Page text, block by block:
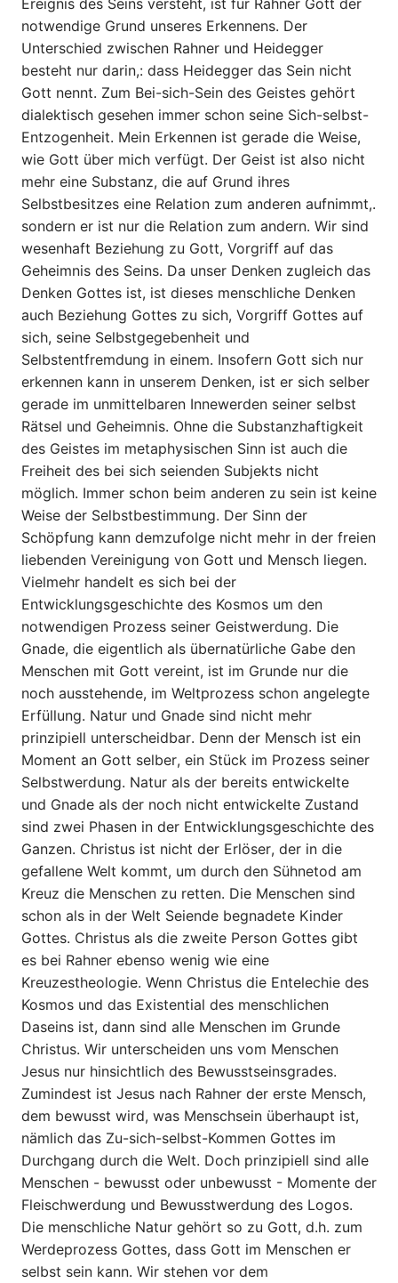
notwendige Grund unseres Erkennens. Der
Unterschied zwischen Rahner und Heidegger
besteht nur darin,: dass Heidegger das Sein nicht
Gott nennt. Zum Bei-sich-Sein des Geistes gehört
dialektisch gesehen immer schon seine Sich-selbst-
Entzogenheit. Mein Erkennen ist gerade die Weise,
wie Gott über mich verfügt. Der Geist ist also nicht
mehr eine Sub­stanz, die auf Grund ihres
Selbstbesitzes eine Relation zum anderen aufnimmt,.
sondern er ist nur die Relation zum andern. Wir sind
wesenhaft Beziehung zu Gott, Vorgriff auf das
Geheimnis des Seins. Da unser Denken zugleich das
Denken Gottes ist, ist dieses menschliche Denken
auch Beziehung Gottes zu sich, Vorgriff Gottes auf
sich, seine Selbstgegebenheit und
Selbstentfremdung in einem. Inso­fern Gott sich nur
erkennen kann in unserem Denken, ist er sich selber
gerade im unmittelbaren Innewerden seiner selbst
Rätsel und Geheimnis. Ohne die Substanzhaftigkeit
des Geistes im metaphysischen Sinn ist auch die
Freiheit des bei sich seienden Subjekts nicht
möglich. Immer schon beim anderen zu sein ist keine
Weise der Selbstbestimmung. Der Sinn der
Schöpfung kann demzufolge nicht mehr in der freien
liebenden Vereinigung von Gott und Mensch liegen.
Vielmehr handelt es sich bei der
Entwicklungsgeschichte des Kosmos um den
notwendigen Prozess seiner Geistwerdung. Die
Gnade, die eigentlich als übernatürliche Gabe den
Menschen mit Gott vereint, ist im Grunde nur die
noch ausstehende, im Weltprozess schon angelegte
Erfüllung. Natur und Gnade sind nicht mehr
prinzipiell unterscheidbar. Denn der Mensch ist ein
Moment an Gott selber, ein Stück im Prozess seiner
Selbstwerdung. Natur als der bereits entwickelte
und Gnade als der noch nicht entwickelte Zustand
sind zwei Phasen in der Entwicklungsgeschichte des
Ganzen. Christus ist nicht der Erlöser, der in die
gefallene Welt kommt, um durch den Sühnetod am
Kreuz die Menschen zu retten. Die Menschen sind
schon als in der Welt Seiende begnadete Kinder
Gottes. Christus als die zweite Person Gottes gibt
es bei Rahner ebenso wenig wie eine
Kreuzestheologie. Wenn Christus die Entelechie des
Kosmos und das Existential des menschlichen
Daseins ist, dann sind alle Menschen im Grunde
Christus. Wir unterscheiden uns vom Menschen
Jesus nur hinsichtlich des Bewusstseinsgrades.
Zumindest ist Jesus nach Rahner der erste Mensch,
dem bewusst wird, was Menschsein überhaupt ist,
nämlich das Zu-sich-selbst-Kommen Gottes im
Durchgang durch die Welt. Doch prinzipiell sind alle
Menschen - bewusst oder unbewusst - Momente der
Fleischwerdung und Bewusstwerdung des Logos.
Die menschliche Natur gehört so zu Gott, d.h. zum
Werdeprozess Gottes, dass Gott im Menschen er
selbst sein kann. Wir stehen vor dem